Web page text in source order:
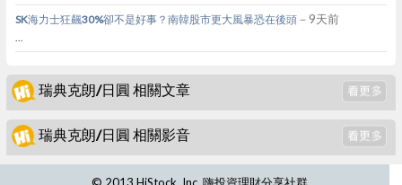
SK海力士狂飆30%卻不是好事？南韓股市更大風暴恐在後頭－9天前
...
瑞典克朗/日圓 相關文章
瑞典克朗/日圓 相關影音